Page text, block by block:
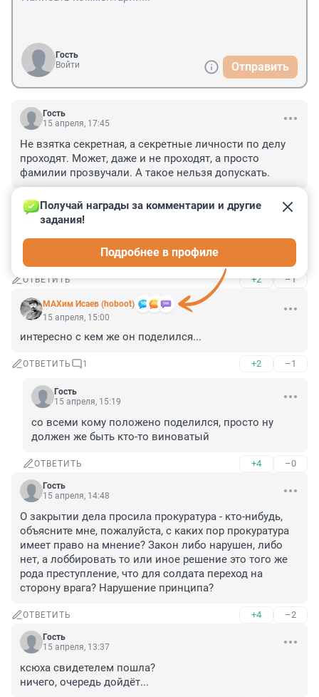
Гость
Войти
Отправить
Гость
15 апреля, 17:45
Не взятка секретная, а секретные личности по делу
проходят. Может, даже и не проходят, а просто
фамилии прозвучали. А такое нельзя допускать.
ОТВЕТИТЬ –0
Гость
Там и на самом Главном храме ВС распилили немало
ОТВЕТИТЬ +2 –1
МАХим Исаев (hoboot)
Получай награды за комментарии и другие
задания!
Подробнее в профиле
15 апреля, 15:00
интересно с кем же он поделился...
ОТВЕТИТЬ 1 +2 –1
Гость
15 апреля, 15:19
со всеми кому положено поделился, просто ну
должен же быть кто-то виноватый
ОТВЕТИТЬ +4 –0
Гость
15 апреля, 14:48
О закрытии дела просила прокуратура - кто-нибудь,
объясните мне, пожалуйста, с каких пор прокуратура
имеет право на мнение? Закон либо нарушен, либо
нет, а лоббировать то или иное решение это того же
рода преступление, что для солдата переход на
сторону врага? Нарушение принципа?
ОТВЕТИТЬ +4 –2
Гость
15 апреля, 13:37
ксюха свидетелем пошла?
ничего, очередь дойдёт...